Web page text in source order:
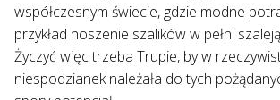
współczesnym świecie, gdzie modne
przykład noszenie szalików w pełni
Życzyć więc trzeba Trupie, by w
niespodzianek należała do tych